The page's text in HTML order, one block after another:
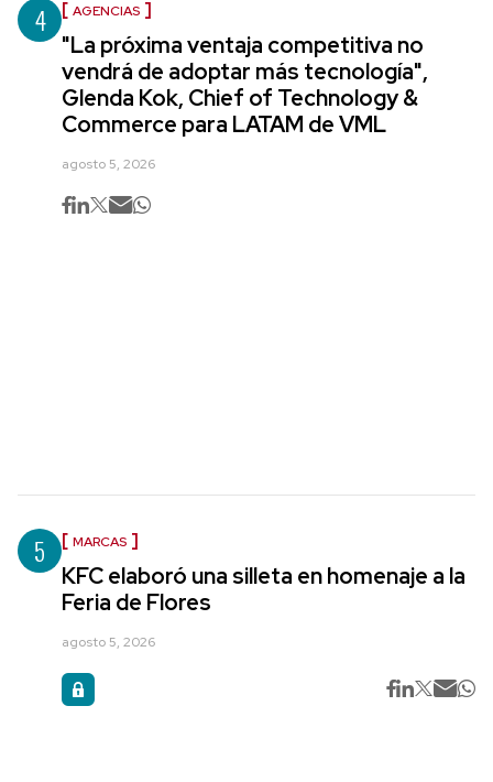
4 AGENCIAS
"La próxima ventaja competitiva no
vendrá de adoptar más tecnología",
Glenda Kok, Chief of Technology &
Commerce para LATAM de VML
agosto 5, 2026
5 MARCAS
KFC elaboró una silleta en homenaje a la
Feria de Flores
agosto 5, 2026